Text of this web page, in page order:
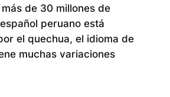
de 30 millones de
peruano está
el quechua, el idioma de
muchas variaciones